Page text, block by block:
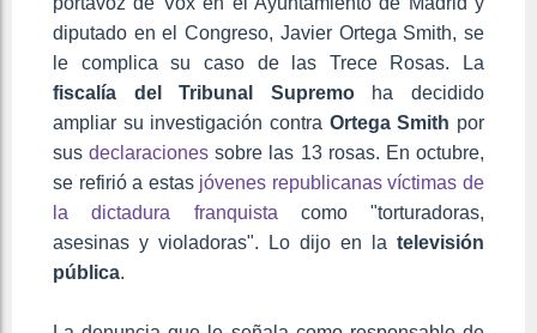
diputado en el Congreso, Javier Ortega Smith, se
le complica su caso de las Trece Rosas. La
fiscalía del Tribunal Supremoha decidido
ampliar su investigación contra Ortega Smith por
susdeclaraciones sobre las 13 rosas. En octubre,
se refirió a estas jóvenes republicanas víctimas de
la dictadura franquista como "torturadoras,
asesinas y violadoras". Lo dijo en la televisión
pública.